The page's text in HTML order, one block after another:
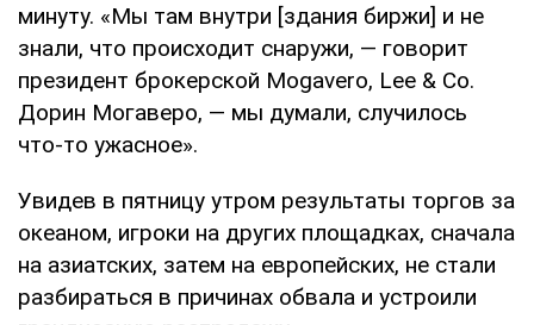
минуту. «Мы там внутри [здания биржи] и не
знали, что происходит снаружи, — говорит
президент брокерской Mogavero, Lee & Co.
Дорин Могаверо, — мы думали, случилось
что-то ужасное».
Увидев в пятницу утром результаты торгов за
океаном, игроки на других площадках, сначала
на азиатских, затем на европейских, не стали
разбираться в причинах обвала и устроили